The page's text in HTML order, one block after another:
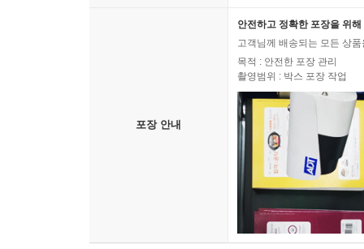
포장 안내
안전하고 정확한 포장을 위
고객님께 배송되는 모든 상
목적 : 안전한 포장 관리
촬영범위 : 박스 포장 작업